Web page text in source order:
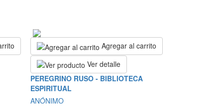
Agregar al carrito
Ver detalle
PEREGRINO RUSO - BIBLIOTECA
ESPIRITUAL
ANÓNIMO